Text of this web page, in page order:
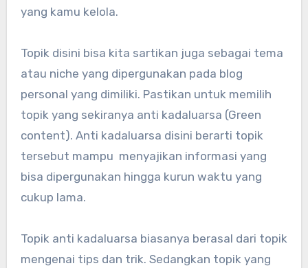
yang kamu kelola.
Topik disini bisa kita sartikan juga sebagai tema
atau niche yang dipergunakan pada blog
personal yang dimiliki. Pastikan untuk memilih
topik yang sekiranya anti kadaluarsa (Green
content). Anti kadaluarsa disini berarti topik
tersebut mampu menyajikan informasi yang
bisa dipergunakan hingga kurun waktu yang
cukup lama.
Topik anti kadaluarsa biasanya berasal dari topik
mengenai tips dan trik. Sedangkan topik yang